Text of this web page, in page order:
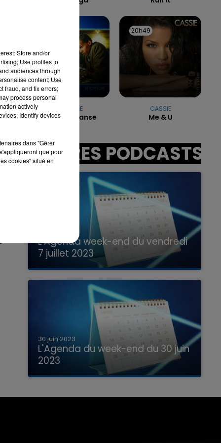
7h00 - 11h00
LA TEAM DE L'ÉTÉ
STROMAE
Alors On Danse
20h49
20h49
CASSIE
Me & U
AUTRES PODCASTS
L'Agenda week-end du vendredi
7 juillet 2023
Que faire ce week-end dans les hauts-
de-France, la Marne et les Ardennes ?
30 juin 2023
L'Agenda du week-end du 30 juin
2023
Que faire ce week-end dans les hauts-
Store and/or
Use profiles to
audiences through
content; Use
fraud, and fix errors;
process personal
actively
Identify devices
dans "Gérer
que pour
cookies" situé en